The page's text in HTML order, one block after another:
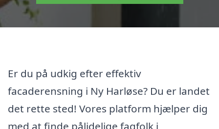
Er du på udkig efter effektiv
facaderensning i Ny Harløse? Du er landet
det rette sted! Vores platform hjælper dig
med at finde pålidelige fagfolk i